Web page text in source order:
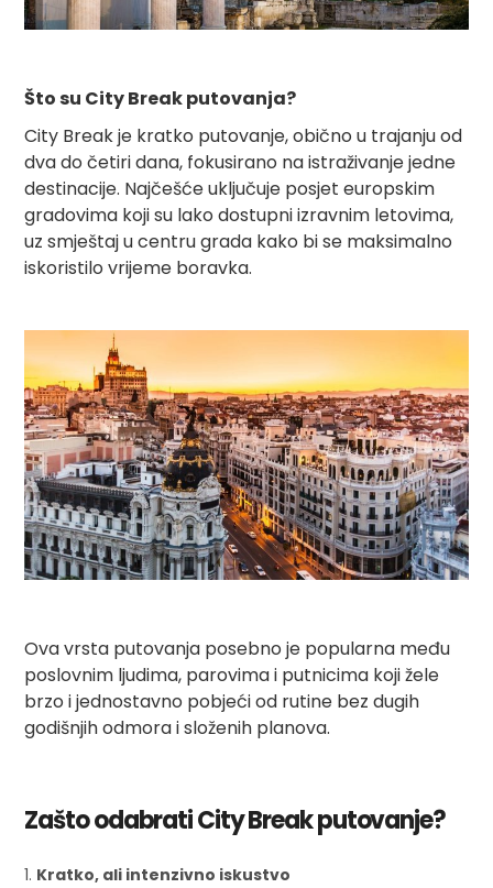
Što su City Break putovanja?
City Break je kratko putovanje, obično u trajanju od
dva do četiri dana, fokusirano na istraživanje jedne
destinacije. Najčešće uključuje posjet europskim
gradovima koji su lako dostupni izravnim letovima,
uz smještaj u centru grada kako bi se maksimalno
iskoristilo vrijeme boravka.
Ova vrsta putovanja posebno je popularna među
poslovnim ljudima, parovima i putnicima koji žele
brzo i jednostavno pobjeći od rutine bez dugih
godišnjih odmora i složenih planova.
Zašto odabrati City Break putovanje?
Kratko, ali intenzivno iskustvo